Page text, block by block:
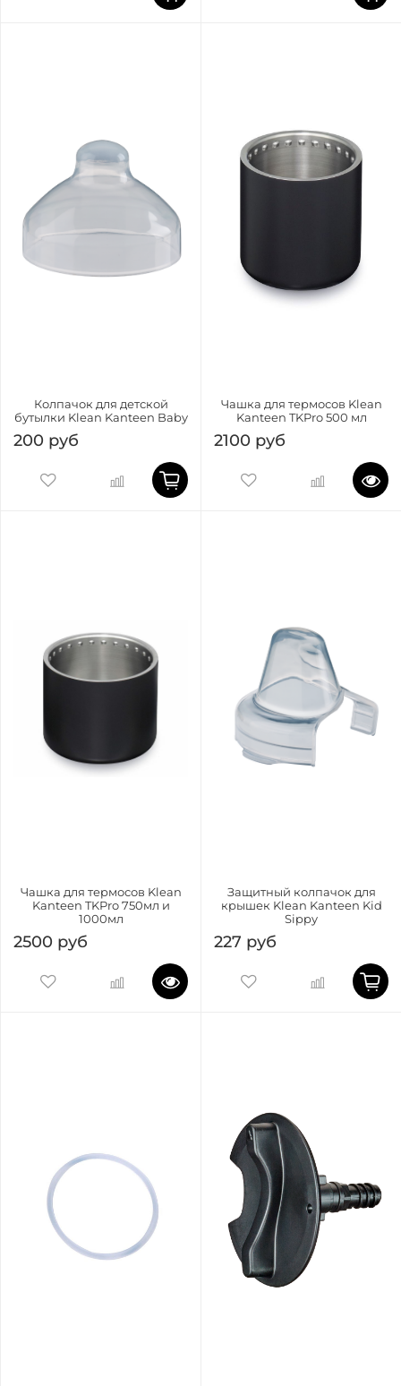
Колпачок для детской
бутылки Klean Kanteen Baby
200 руб
Чашка для термосов Klean
Kanteen TKPro 500 мл
2100 руб
Чашка для термосов Klean
Kanteen TKPro 750мл и
1000мл
2500 руб
Защитный колпачок для
крышек Klean Kanteen Kid
Sippy
227 руб